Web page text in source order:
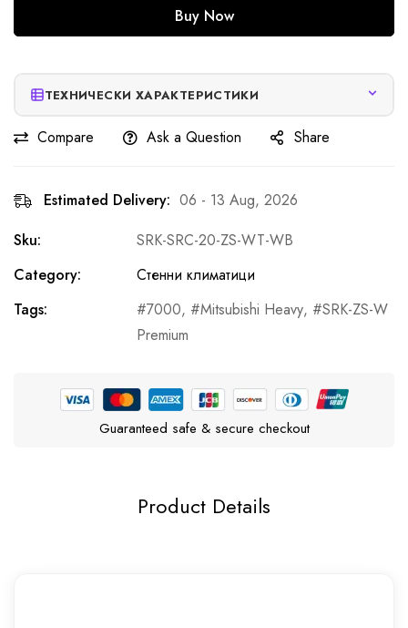
Buy Now
ТЕХНИЧЕСКИ ХАРАКТЕРИСТИКИ
Compare Ask a Question Share
Estimated Delivery: 06 - 13 Aug, 2026
Sku:
SRK-SRC-20-ZS-WT-WB
Category:
Стенни климатици
Tags:
7000, Mitsubishi Heavy,
SRK-ZS-W
Premium
Guaranteed safe & secure checkout
Product Details